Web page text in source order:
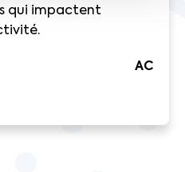
qui impactent
AC